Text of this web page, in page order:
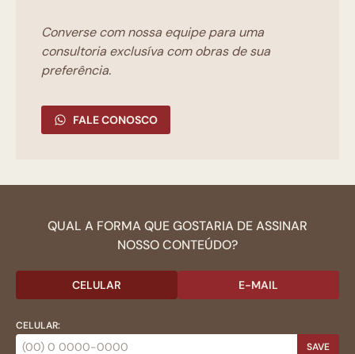
Converse com nossa equipe para uma
consultoria exclusíva com obras de sua
preferência.
FALE CONOSCO
QUAL A FORMA QUE GOSTARIA DE ASSINAR
NOSSO CONTEÚDO?
CELULAR E-MAIL
CELULAR:
SAVE